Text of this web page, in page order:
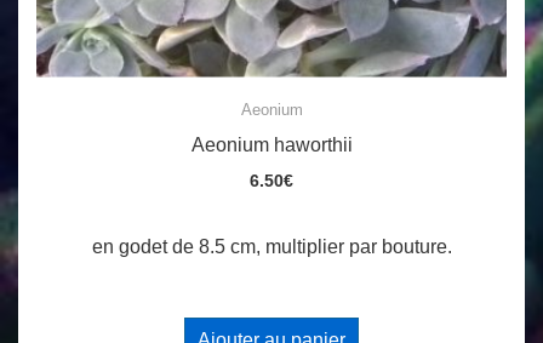
Aeonium
Aeonium haworthii
6.50€
en godet de 8.5 cm, multiplier par bouture.